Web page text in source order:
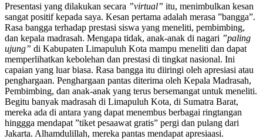
Presentasi yang dilakukan secara ”virtual” itu, menimbulkan kesan
sangat positif kepada saya. Kesan pertama adalah merasa ”bangga”.
Rasa bangga terhadap prestasi siswa yang meneliti, pembimbing,
dan kepala madrasah. Mengapa tidak, anak-anak di nagari ”paling
ujung” di Kabupaten Limapuluh Kota mampu meneliti dan dapat
memperlihatkan kebolehan dan prestasi di tingkat nasional. Ini
capaian yang luar biasa. Rasa bangga itu diiringi oleh apresiasi atau
penghargaan. Penghargaan pantas diterima oleh Kepala Madrasah,
Pembimbing, dan anak-anak yang terus bersemangat untuk meneliti.
Begitu banyak madrasah di Limapuluh Kota, di Sumatra Barat,
mereka ada di antara yang dapat menembus berbagai ringtangan
hinggga mendapat ”tiket pesaawat gratis” pergi dan pulang dari
Jakarta. Alhamdulillah, mereka pantas mendapat apresiaasi.